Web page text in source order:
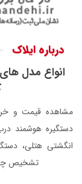
درباره ایلاک
انواع مدل
مشاهده قیمت و
دستگیره هوشمند
انگشتی هتلی،
تشخیص